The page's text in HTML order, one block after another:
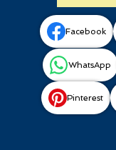
Facebook
WhatsApp
Pinterest